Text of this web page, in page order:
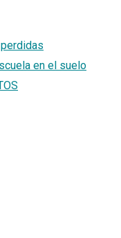
perdidas
en el suelo